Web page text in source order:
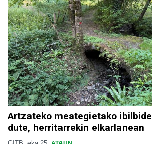
Artzateko meategietako
dute, herritarrekin elkarlanean